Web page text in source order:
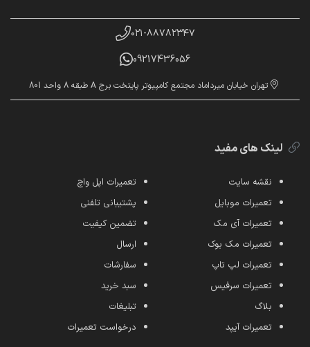
۰۲۱-۸۸۷۸۲۳۴۷
09217436056
تهران خیابان میرداماد مجتمع کامپیوتر پایتخت برج A طبقه 8 واحد 801
لینک های مفید
نقشه سایت
تعمیرات موبایل
تعمیرات آی مک
تعمیرات مک بوک
تعمیرات لپ تاپ
تعمیرات سرفیس
بلاگ
تعمیرات آیپد
تعمیرات اپل واچ
پشتیبانی تلفنی
تضمین کیفیت
ارسال
سفارشات
سبد خرید
تبلیغات
درخواست تعمیرات